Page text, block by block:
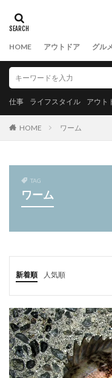
HOME アウトドア グルメ
仕事 ライフスタイル アウト
HOME ワーム
TAG
ワーム
新着順 人気順